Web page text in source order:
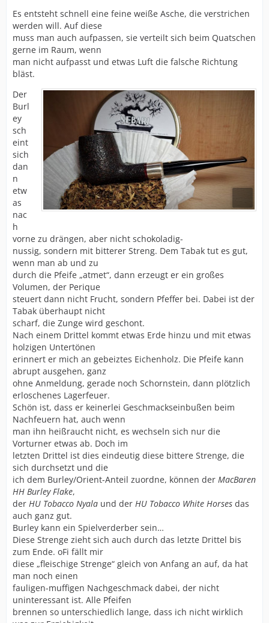
Es entsteht schnell eine feine weiße Asche, die verstrichen
werden will. Auf diese
muss man auch aufpassen, sie verteilt sich beim Quatschen
gerne im Raum, wenn
man nicht aufpasst und etwas Luft die falsche Richtung
bläst.
Der
Burl
ey
sch
eint
sich
dan
n
etw
as
nac
h
vorne zu drängen, aber nicht schokoladig-
nussig, sondern mit bitterer Streng. Dem Tabak tut es gut,
wenn man ab und zu
durch die Pfeife „atmet“, dann erzeugt er ein großes
Volumen, der Perique
steuert dann nicht Frucht, sondern Pfeffer bei. Dabei ist der
Tabak überhaupt nicht
scharf, die Zunge wird geschont.
Nach einem Drittel kommt etwas Erde hinzu und mit etwas
holzigen Untertönen
erinnert er mich an gebeiztes Eichenholz. Die Pfeife kann
abrupt ausgehen, ganz
ohne Anmeldung, gerade noch Schornstein, dann plötzlich
erloschenes Lagerfeuer.
Schön ist, dass er keinerlei Geschmackseinbußen beim
Nachfeuern hat, auch wenn
man ihn heißraucht nicht, es wechseln sich nur die
Vorturner etwas ab. Doch im
letzten Drittel ist dies eindeutig diese bittere Strenge, die
sich durchsetzt und die
ich dem Burley/Orient-Anteil zuordne, können der MacBaren
HH Burley Flake,
der HU Tobacco Nyala und der HU Tobacco White Horses das
auch ganz gut.
Burley kann ein Spielverderber sein…
Diese Strenge zieht sich auch durch das letzte Drittel bis
zum Ende. oFi fällt mir
diese „fleischige Strenge“ gleich von Anfang an auf, da hat
man noch einen
fauligen-muffigen Nachgeschmack dabei, der nicht
uninteressant ist. Alle Pfeifen
brennen so unterschiedlich lange, dass ich nicht wirklich